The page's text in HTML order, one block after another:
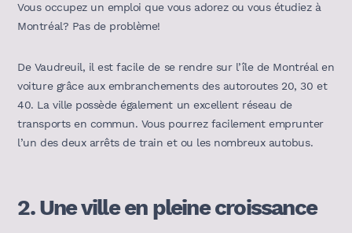
Vous occupez un emploi que vous adorez ou vous étudiez à
Montréal? Pas de problème!
De Vaudreuil, il est facile de se rendre sur l’île de Montréal en
voiture grâce aux embranchements des autoroutes 20, 30 et
40. La ville possède également un excellent réseau de
transports en commun. Vous pourrez facilement emprunter
l’un des deux arrêts de train et ou les nombreux autobus.
2.Une ville en pleine croissance